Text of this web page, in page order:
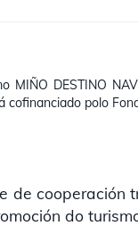
DESTINO
polo
cooperación
do